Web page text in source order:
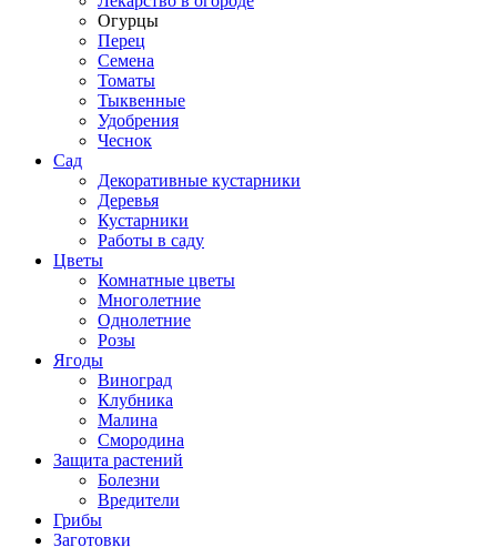
Огурцы
Перец
Семена
Томаты
Тыквенные
Удобрения
Чеснок
Сад
Декоративные кустарники
Деревья
Кустарники
Работы в саду
Цветы
Комнатные цветы
Многолетние
Однолетние
Розы
Ягоды
Виноград
Клубника
Малина
Смородина
Защита растений
Болезни
Вредители
Грибы
Заготовки